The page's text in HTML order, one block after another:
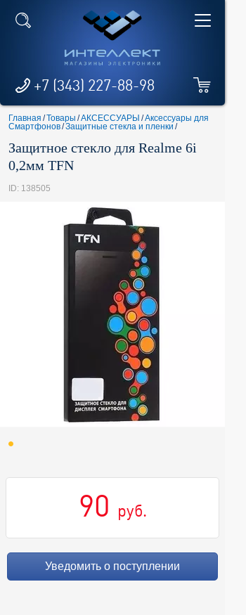
+7 (343) 227-88-98
Главная /Товары /АКСЕССУАРЫ /Аксессуары для
Смартфонов/Защитные стекла и пленки /
Защитное стекло для Realme 6i
0,2мм TFN
ID: 138505
90 руб.
Уведомить о поступлении